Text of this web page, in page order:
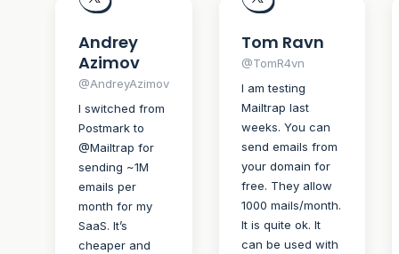
Andrey
Azimov
@AndreyAzimov
I switched from
Postmark to
@Mailtrap for
sending ~1M
emails per
month for my
SaaS. It’s
cheaper and
Tom Ravn
@TomR4vn
I am testing
Mailtrap last
weeks. You can
send emails from
your domain for
free. They allow
1000 mails/month.
It is quite ok. It
can be used with